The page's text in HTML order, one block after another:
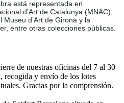
está representada en
d’Art de Catalunya (MNAC),
d’Art de Girona y la
entre otras colecciones públicas.
de nuestras oficinas del 7 al 30
recogida y envío de los lotes
Gracias por la comprensión.